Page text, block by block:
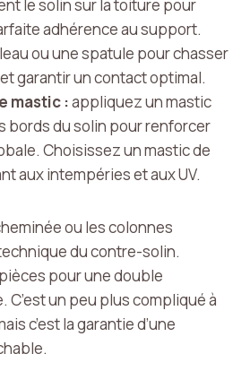
le solin sur la toiture pour
adhérence au support.
ou une spatule pour chasser
et garantir un contact optimal.
mastic :appliquez un mastic
bords du solin pour renforcer
Choisissez un mastic de
aux intempéries et aux UV.
ou les colonnes
du contre-solin.
pour une double
un peu plus compliqué à
c’est la garantie d’une